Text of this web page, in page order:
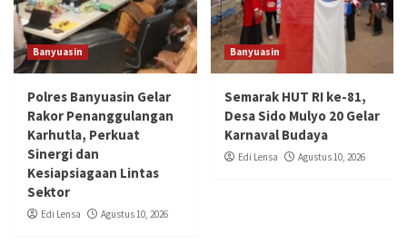
Banyuasin
Polres Banyuasin Gelar
Rakor Penanggulangan
Karhutla, Perkuat
Sinergi dan
Kesiapsiagaan Lintas
Sektor
Edi Lensa Agustus 10, 2026
Banyuasin
Semarak HUT RI ke-81,
Desa Sido Mulyo 20 Gelar
Karnaval Budaya
Edi Lensa Agustus 10, 2026